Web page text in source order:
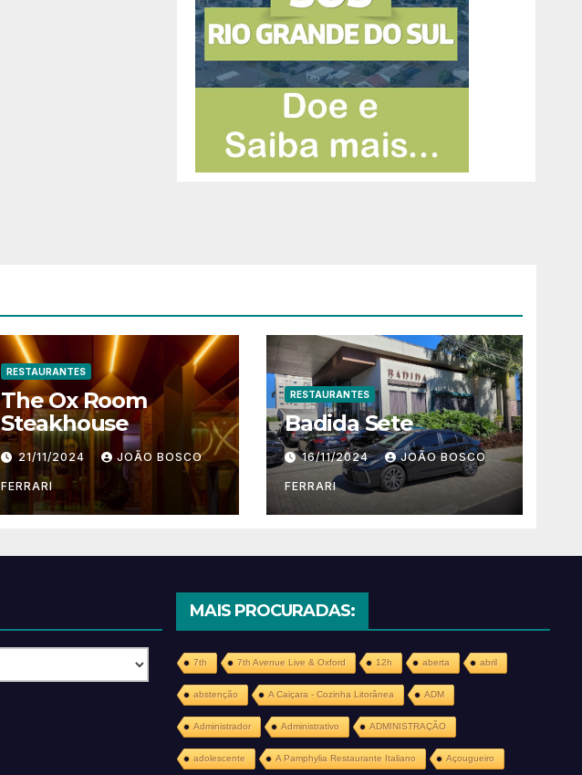
RESTAURANTES
The Ox Room
Steakhouse
21/11/2024 JOÃO BOSCO
FERRARI
RESTAURANTES
Badida Sete
16/11/2024 JOÃO BOSCO
FERRARI
MAIS PROCURADAS:
7th 7th Avenue Live & Oxford 12h aberta abril
abstenção A Caiçara - Cozinha Litorânea ADM
Administrador Administrativo ADMINISTRAÇÃO
adolescente A Pamphylia Restaurante Italiano Açougueiro